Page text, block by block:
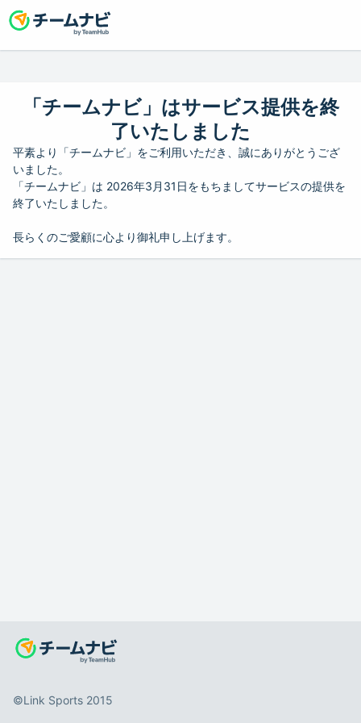
「チームナビ」はサービス提供を終
了いたしました
平素より「チームナビ」をご利用いただき、誠にありがとうござ
いました。
「チームナビ」は 2026年3月31日をもちましてサービスの提供を
終了いたしました。
長らくのご愛顧に心より御礼申し上げます。
©️Link Sports 2015